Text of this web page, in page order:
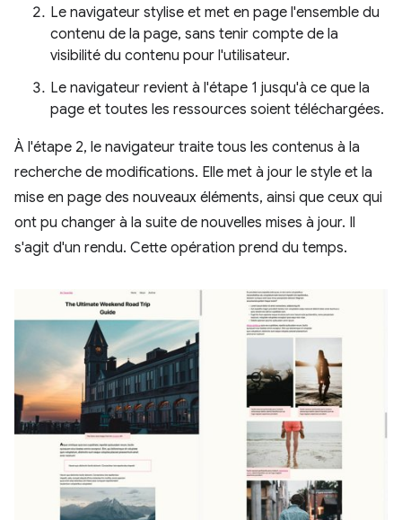
Le navigateur stylise et met en page l'ensemble du
contenu de la page, sans tenir compte de la
visibilité du contenu pour l'utilisateur.
Le navigateur revient à l'étape 1 jusqu'à ce que la
page et toutes les ressources soient téléchargées.
À l'étape 2, le navigateur traite tous les contenus à la
recherche de modifications. Elle met à jour le style et la
mise en page des nouveaux éléments, ainsi que ceux qui
ont pu changer à la suite de nouvelles mises à jour. Il
s'agit d'un rendu. Cette opération prend du temps.